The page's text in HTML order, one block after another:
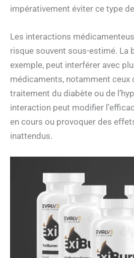
impérativement éviter ce type
Les interactions
risque souvent sous-estimé. La
exemple, peut interférer avec
médicaments, notamment ceux
traitement du diabète ou de
interaction peut modifier
en cours ou provoquer des
inattendus.